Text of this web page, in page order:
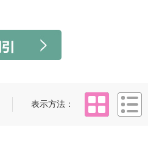
表示方法
タ